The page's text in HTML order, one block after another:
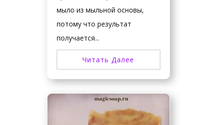
мыло из мыльной основы,
потому что результат
получается...
Читать Далее